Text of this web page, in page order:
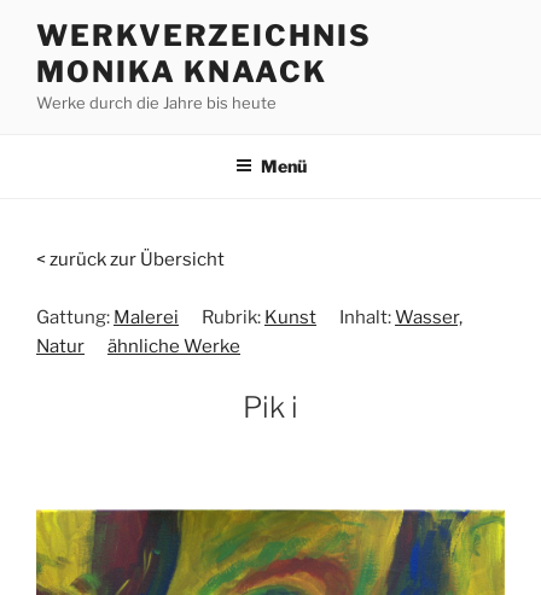
Inhalt
springen
WERKVERZEICHNIS
MONIKA KNAACK
Werke durch die Jahre bis heute
Menü
< zurück zur Übersicht
Gattung: Malerei Rubrik: Kunst Inhalt:Wasser,
Natur
ähnliche Werke
Pik i